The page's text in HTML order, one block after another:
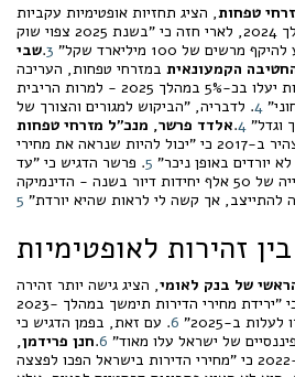
טפחות, הציג תחזיות אופטימיות עקביות
. במהלך 2024, לארי חזה כי "בשנת 2025 צפוי שוק
של 100 מיליארד שקל"
3
.שבי
הקמעונאית במזרחי טפחות, העריכה
ב-2025 כי "מחירי הדירות יעלו בכ-5% במהלך 2025 - למרות הריבית
4. לדבריה, "הביקוש למגורים והצורך של
וגדל" 4
.אלדד פרשר, מנכ"ל מזרחי טפחות
(2013-2020), הצהיר ב-2017 כי "יכול להיות שנראה את מחירי
יורדים באופן ניכר" 5. פרשר הדגיש כי "עד
שלא נראה התחלות וסיומי בנייה של 50 אלף יחידות דיור בשנה - הדינמיקה
להתייצב, אך קשה לי לראות שהיא יורדת" 5
זהירות לאופטימיות
של בנק לאומי, הציג גישה יותר זהירה
בשנת 2023, כאשר צפה כי "ירידת מחירי הדירות תימשך במהלך 2023-
6. עם זאת, בפמן הדגיש כי
של ישראל עלו מאוד" 6
.חנן פרידמן,
, הצהיר ב-2022 כי "מחירי הדירות בישראל הפכו לפצצה